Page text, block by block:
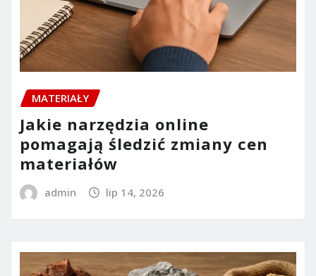
MATERIAŁY
Jakie narzędzia online
pomagają śledzić zmiany cen
materiałów
admin lip 14, 2026